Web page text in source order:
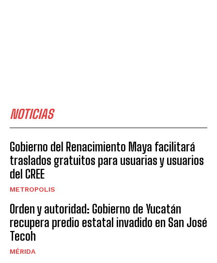
NOTICIAS
Gobierno del Renacimiento Maya facilitará
traslados gratuitos para usuarias y usuarios
del CREE
METROPOLIS
Orden y autoridad: Gobierno de Yucatán
recupera predio estatal invadido en San José
Tecoh
MÉRIDA